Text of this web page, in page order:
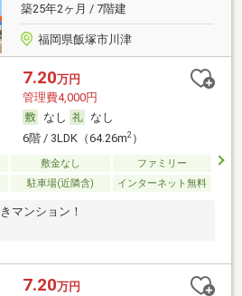
築25年2ヶ月 / 7階建
福岡県飯塚市川津
7.20万円
管理費4,000円
なし
なし
6階 / 3LDK（64.26m2）
敷金なし
ファミリー
駐車場(近隣含) インターネット無料
マンション！
7.20万円